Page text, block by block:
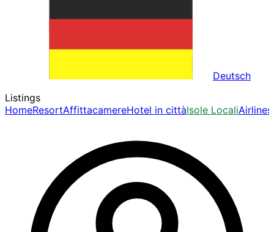
Deutsch
Listings
HomeResortAffittacamereHotel in cittàIsole LocaliAirlines